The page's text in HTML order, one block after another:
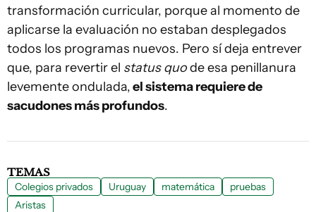
transformación curricular, porque al momento de
aplicarse la evaluación no estaban desplegados
todos los programas nuevos. Pero sí deja entrever
que, para revertir el status quode esa penillanura
levemente ondulada,el sistema requiere de
sacudones más profundos.
TEMAS
Colegios privados Uruguay matemática
pruebas
Aristas